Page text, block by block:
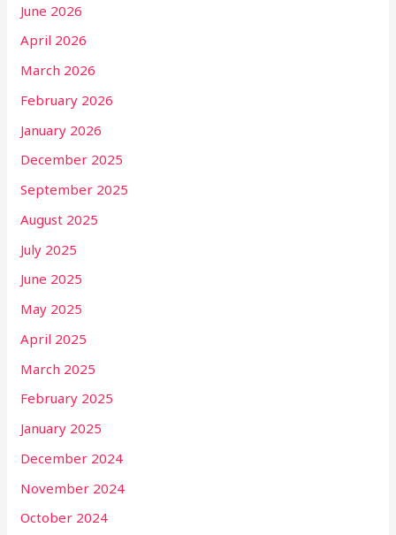
June 2026
April 2026
March 2026
February 2026
January 2026
December 2025
September 2025
August 2025
July 2025
June 2025
May 2025
April 2025
March 2025
February 2025
January 2025
December 2024
November 2024
October 2024